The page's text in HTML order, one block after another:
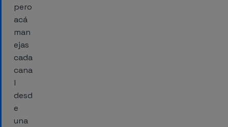
pero
acá
man
ejas
cada
cana
l
desd
e
una